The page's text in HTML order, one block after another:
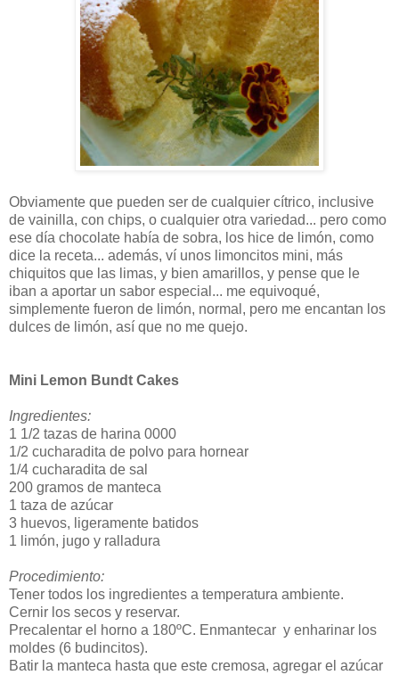
Obviamente que pueden ser de cualquier cítrico, inclusive
de vainilla, con chips, o cualquier otra variedad... pero como
ese día chocolate había de sobra, los hice de limón, como
dice la receta... además, ví unos limoncitos mini, más
chiquitos que las limas, y bien amarillos, y pense que le
iban a aportar un sabor especial... me equivoqué,
simplemente fueron de limón, normal, pero me encantan los
dulces de limón, así que no me quejo.
Mini Lemon Bundt Cakes
Ingredientes:
1 1/2 tazas de harina 0000
1/2 cucharadita de polvo para hornear
1/4 cucharadita de sal
200 gramos de manteca
1 taza de azúcar
3 huevos, ligeramente batidos
1 limón, jugo y ralladura
Procedimiento:
Tener todos los ingredientes a temperatura ambiente.
Cernir los secos y reservar.
Precalentar el horno a 180ºC. Enmantecar y enharinar los
moldes (6 budincitos).
Batir la manteca hasta que este cremosa, agregar el azúcar